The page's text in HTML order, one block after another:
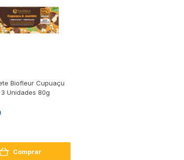
Biofleur Cupuaçu
Unidades 80g
Comprar